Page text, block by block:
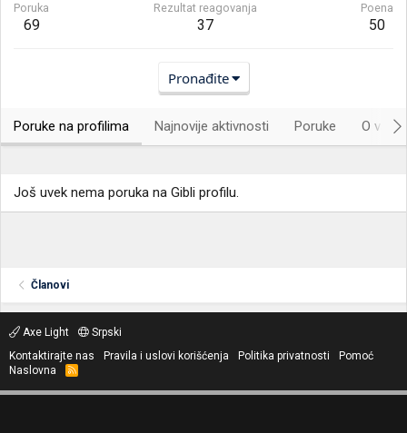
Poruka
69
Rezultat reagovanja
37
Poena
50
Pronađite
Poruke na profilima Najnovije aktivnosti Poruke O
Još uvek nema poruka na Gibli profilu.
Članovi
Axe Light
Srpski
Kontaktirajte nas
Pravila i uslovi korišćenja Politika privatnosti
Pomoć
Naslovna
R
S